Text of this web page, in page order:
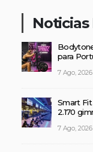
para
7 Ago, 2026
Smart
2.170
7 Ago, 2026